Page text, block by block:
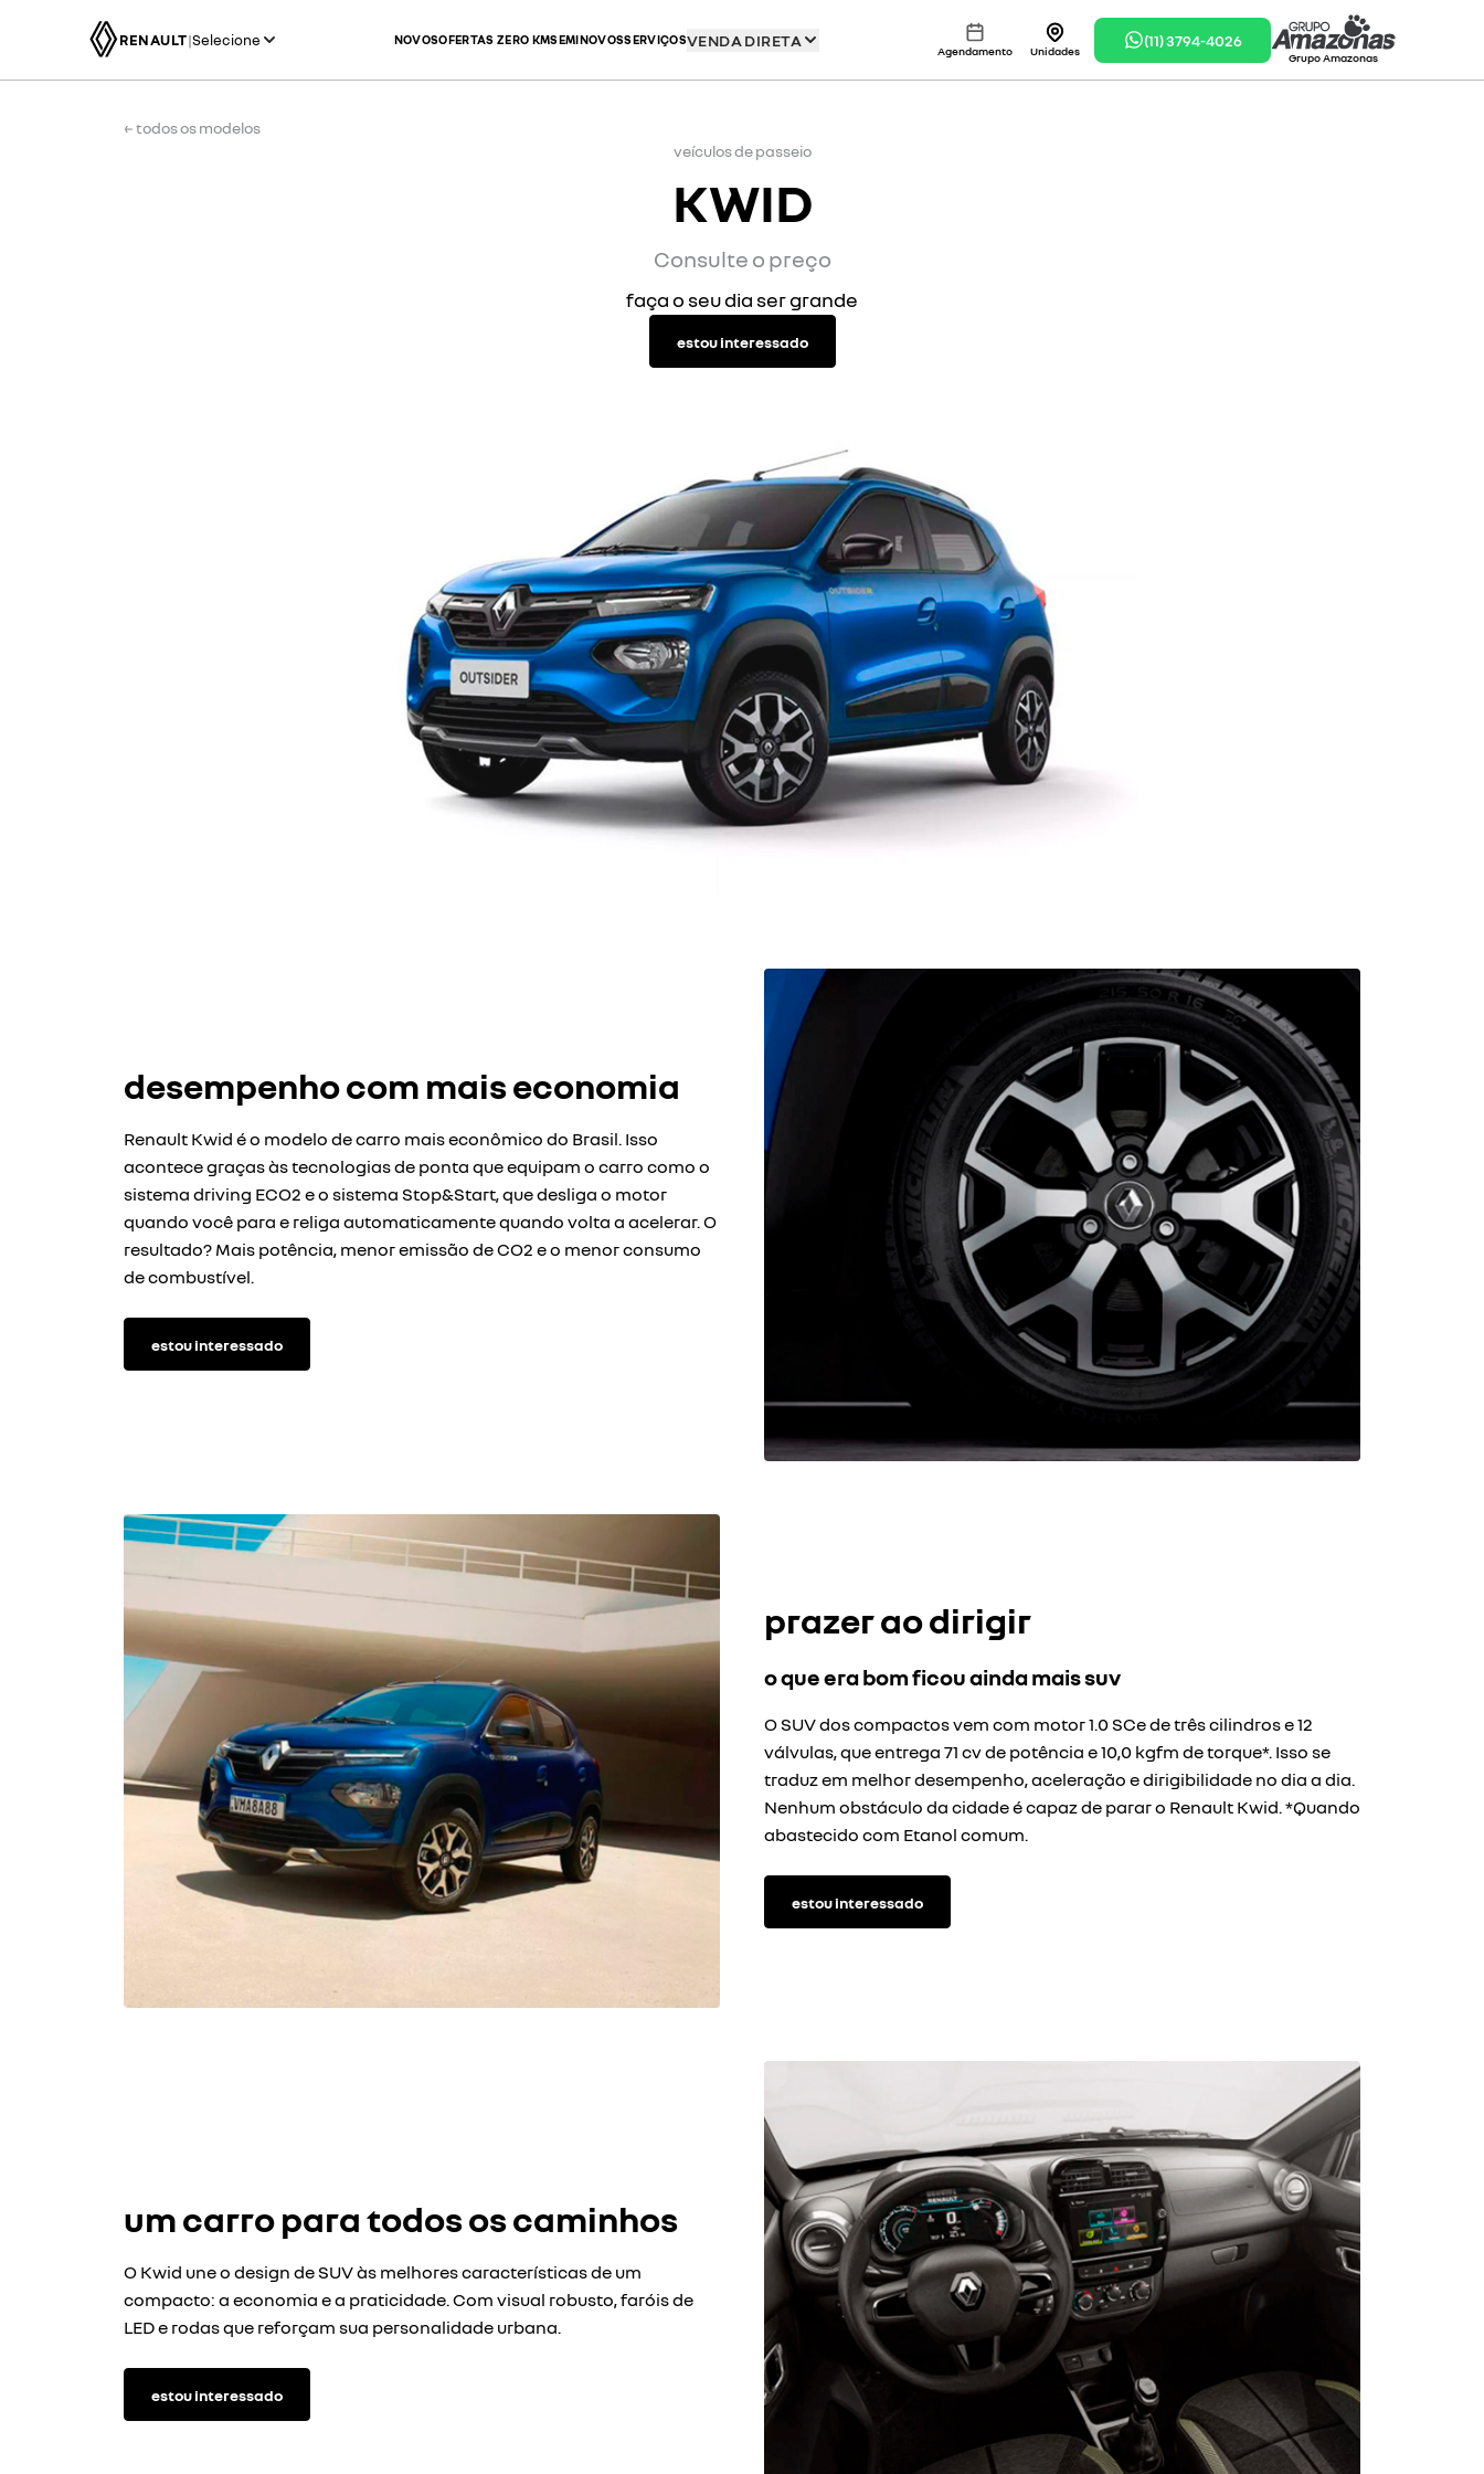
RENAULT|Selecione NOVOSOFERTAS ZERO KMSEMINOVOSSERVIÇOSVENDA DIRETA
Agendamento Unidades
(11) 3794-4026
Grupo Amazonas
← todos os modelos
veículos de passeio
KWID
Consulte o preço
faça o seu dia ser grande
estou interessado
desempenho com mais economia
Renault Kwid é o modelo de carro mais econômico do Brasil. Isso
acontece graças às tecnologias de ponta que equipam o carro como o
sistema driving ECO2 e o sistema Stop&Start, que desliga o motor
quando você para e religa automaticamente quando volta a acelerar. O
resultado? Mais potência, menor emissão de CO2 e o menor consumo
de combustível.
estou interessado
prazer ao dirigir
o que era bom ficou ainda mais suv
O SUV dos compactos vem com motor 1.0 SCe de três cilindros e 12
válvulas, que entrega 71 cv de potência e 10,0 kgfm de torque*. Isso se
traduz em melhor desempenho, aceleração e dirigibilidade no dia a dia.
Nenhum obstáculo da cidade é capaz de parar o Renault Kwid. *Quando
abastecido com Etanol comum.
estou interessado
um carro para todos os caminhos
O Kwid une o design de SUV às melhores características de um
compacto: a economia e a praticidade. Com visual robusto, faróis de
LED e rodas que reforçam sua personalidade urbana.
estou interessado